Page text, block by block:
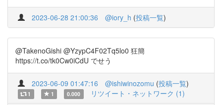
2023-06-28 21:00:36 @iory_h (投稿一覧)
@TakenoGishi @YzypC4F02Tq5lo0 狂簡
https://t.co/tk0Cw0iCdU でせう
2023-06-09 01:47:16 @ishiwinozomu (投稿一覧)
1 1 0.000 リツイート・ネットワーク (1)